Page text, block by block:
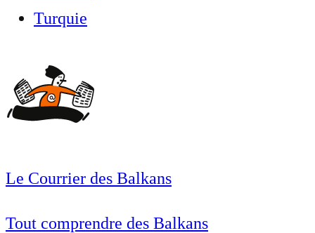
Turquie
Le Courrier des Balkans
Tout comprendre des Balkans